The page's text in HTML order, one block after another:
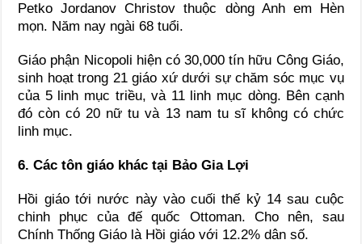
Petko Jordanov Christov thuộc dòng Anh em Hèn
mọn. Năm nay ngài 68 tuổi.
Giáo phận Nicopoli hiện có 30,000 tín hữu Công Giáo,
sinh hoạt trong 21 giáo xứ dưới sự chăm sóc mục vụ
của 5 linh mục triều, và 11 linh mục dòng. Bên cạnh
đó còn có 20 nữ tu và 13 nam tu sĩ không có chức
linh mục.
6. Các tôn giáo khác tại Bảo Gia Lợi
Hồi giáo tới nước này vào cuối thế kỷ 14 sau cuộc
chinh phục của đế quốc Ottoman. Cho nên, sau
Chính Thống Giáo là Hồi giáo với 12.2% dân số.